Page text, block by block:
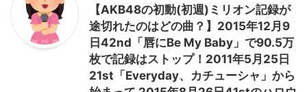
【AKB48の初動(初週)ミリオン記録が
途切れたのはどの曲？】2015年12月9
日42nd「唇にBe My Baby」で90.5万
枚で記録はストップ！2011年5月25日
21st「Everyday、カチューシャ」から